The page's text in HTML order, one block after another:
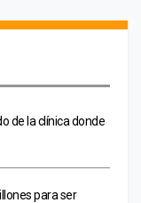
de la clínica donde
para ser